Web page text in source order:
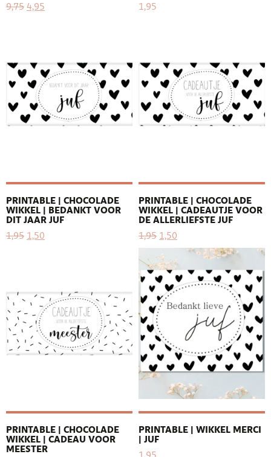
9,75 4,95 1,95
PRINTABLE | CHOCOLADE
WIKKEL | BEDANKT VOOR
DIT JAAR JUF
1,95 1,50
PRINTABLE | CHOCOLADE
WIKKEL | CADEAUTJE VOOR
DE ALLERLIEFSTE JUF
1,95 1,50
PRINTABLE | CHOCOLADE
WIKKEL | CADEAU VOOR
MEESTER
PRINTABLE | WIKKEL MERCI
| JUF